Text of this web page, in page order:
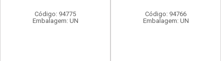
Código: 94775
Embalagem: UN
Código: 94766
Embalagem: UN